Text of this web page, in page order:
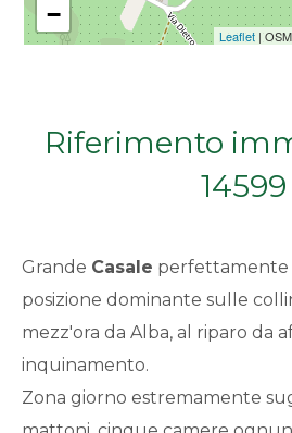
−
Leaflet|
Riferimento
14599
Grande Casale
posizione dominante sulle
mezz'ora da Alba, al riparo da
inquinamento.
Zona giorno estremamente
1
5